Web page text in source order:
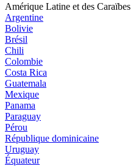
Amérique Latine et des Caraïbes
Argentine
Bolivie
Brésil
Chili
Colombie
Costa Rica
Guatemala
Mexique
Panama
Paraguay
Pérou
République dominicaine
Uruguay
Équateur